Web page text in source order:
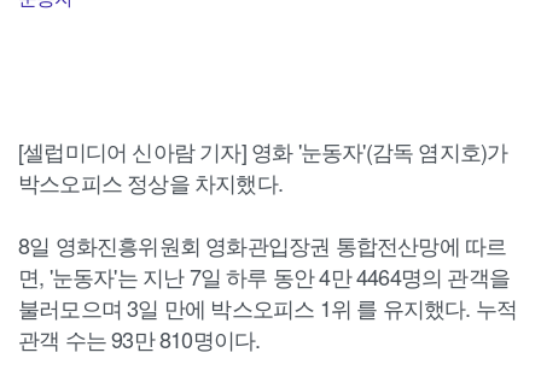
[셀럽미디어 신아람 기자] 영화 '눈동자'(감독 염지호)가
박스오피스 정상을 차지했다.
8일 영화진흥위원회 영화관입장권 통합전산망에 따르
면, '눈동자'는 지난 7일 하루 동안 4만 4464명의 관객을
불러모으며 3일 만에 박스오피스 1위 를 유지했다. 누적
관객 수는 93만 810명이다.